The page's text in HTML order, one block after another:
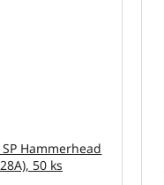
Hammerhead
50 ks